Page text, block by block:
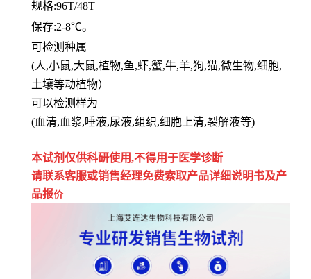
规格:96T/48T
保存:2-8℃。
可检测种属
(人,小鼠,大鼠,植物,鱼,虾,蟹,牛,羊,狗,猫,微生物,细胞,
土壤等动植物）
可以检测样为
(血清,血浆,唾液,尿液,组织,细胞上清,裂解液等)
本试剂仅供科研使用,不得用于医学诊断
请联系客服或销售经理免费索取产品详细说明书及产
品报价